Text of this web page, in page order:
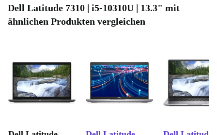
USB-A und Cardreader – alles, was du für flexible Verbindungen
Ergonomisch:Das kompakte Design ohne Nummernblock sorgt
für angenehmes Tippen und mehr Platz auf dem Schreibtisch.
Häufige Fragen zum Dell Latitude 7310 (refurbished)
Wie unterstützt mich der Latitude 7310 im Homeoffice?
Dell Latitude 7310 | i5-10310U | 13.3" mit
ähnlichen Produkten vergleichen